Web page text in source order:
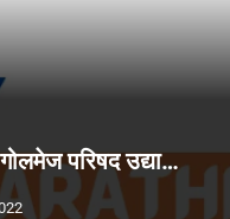
परिषद उद्या…